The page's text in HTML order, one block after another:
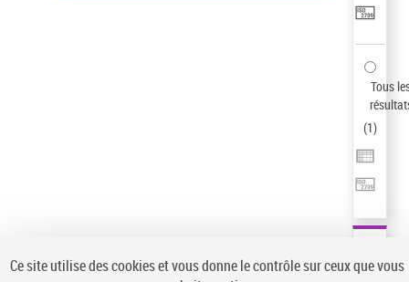
Tous
(1)
Ce site utilise des cookies et vous donne le contrôle sur ceux que vous